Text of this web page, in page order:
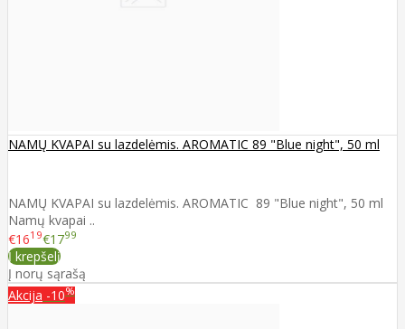
NAMŲ KVAPAI su lazdelėmis. AROMATIC 89 "Blue night", 50 ml
NAMŲ KVAPAI su lazdelėmis. AROMATIC 89 "Blue night", 50 ml
Namų kvapai ..
€1619€1799
Į krepšelį
Į norų sąrašą
Akcija -10%